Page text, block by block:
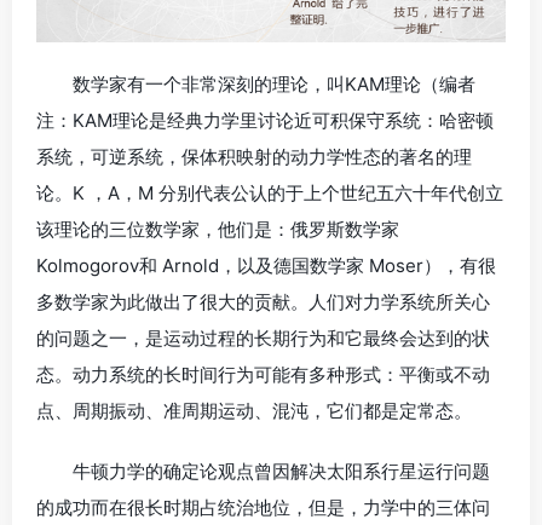
数学家有一个非常深刻的理论，叫KAM理论（编者
注：KAM理论是经典力学里讨论近可积保守系统：哈密顿
系统，可逆系统，保体积映射的动力学性态的著名的理
论。K ，A，M 分别代表公认的于上个世纪五六十年代创立
该理论的三位数学家，他们是：俄罗斯数学家
Kolmogorov和 Arnold，以及德国数学家 Moser），有很
多数学家为此做出了很大的贡献。人们对力学系统所关心
的问题之一，是运动过程的长期行为和它最终会达到的状
态。动力系统的长时间行为可能有多种形式：平衡或不动
点、周期振动、准周期运动、混沌，它们都是定常态。
牛顿力学的确定论观点曾因解决太阳系行星运行问题
的成功而在很长时期占统治地位，但是，力学中的三体问